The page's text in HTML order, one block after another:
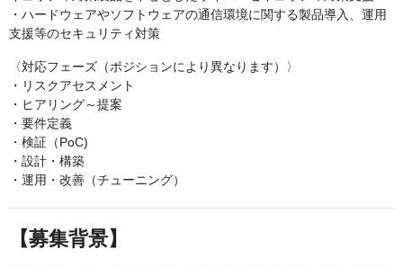
・ハードウェアやソフトウェアの通信環境に関する製品導入、運用
支援等のセキュリティ対策
〈対応フェーズ（ポジションにより異なります）〉
・リスクアセスメント
・ヒアリング～提案
・要件定義
・検証（PoC)
・設計・構築
・運用・改善（チューニング）
【募集背景】